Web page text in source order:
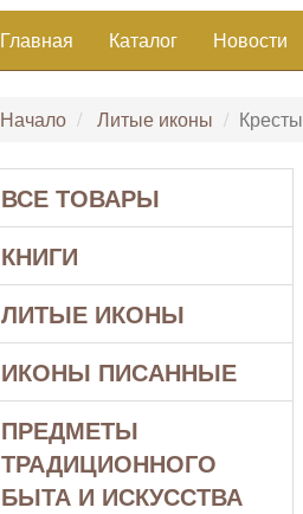
Главная Каталог Новости
Начало Литые иконы Кресты
ВСЕ ТОВАРЫ
КНИГИ
ЛИТЫЕ ИКОНЫ
ИКОНЫ ПИСАННЫЕ
ПРЕДМЕТЫ
ТРАДИЦИОННОГО
БЫТА И ИСКУССТВА